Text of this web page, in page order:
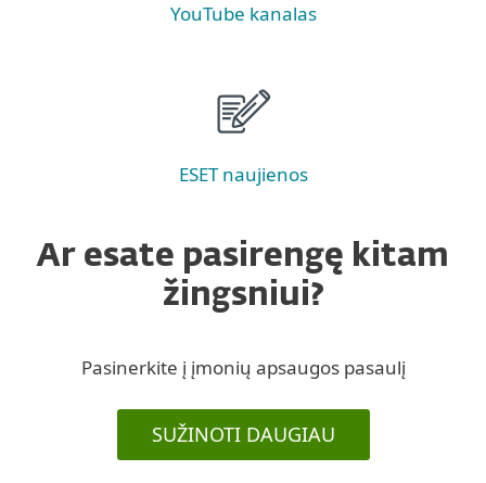
YouTube kanalas
ESET naujienos
Ar esate pasirengę kitam
žingsniui?
Pasinerkite į įmonių apsaugos pasaulį
SUŽINOTI DAUGIAU